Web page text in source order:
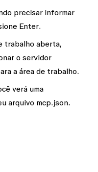
precisar informar
Enter.
trabalho aberta,
o servidor
a área de trabalho.
verá uma
arquivo mcp.json.